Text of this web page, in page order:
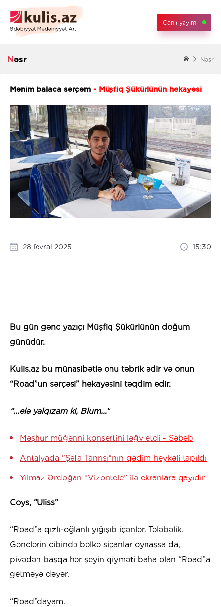
Canlı yayım
Nəsr Nəsr
Mənim balaca sərçəm - Müşfiq Şükürlünün hekayəsi
28 fevral 2025 15:30
Bu gün gənc yazıçı Müşfiq Şükürlünün doğum
günüdür.
Kulis.az bu münasibətlə onu təbrik edir və onun
“Road”un sərçəsi” hekayəsini təqdim edir.
“...elə yalqızam ki, Blum...”
Məşhur müğənni konsertini ləğv etdi - Səbəb
Antalyada "Şəfa Tanrısı"nın qədim heykəli tapıldı
Yılmaz Ərdoğan “Vizontele” ilə ekranlara qayıdır
Coys, “Uliss”
“Road”a qızlı-oğlanlı yığışıb içənlər. Tələbəlik.
Gənclərin cibində bəlkə siçanlar oynaşsa da,
pivədən başqa hər şeyin qiyməti baha olan “Road”a
getməyə dəyər.
“Road”dayam.